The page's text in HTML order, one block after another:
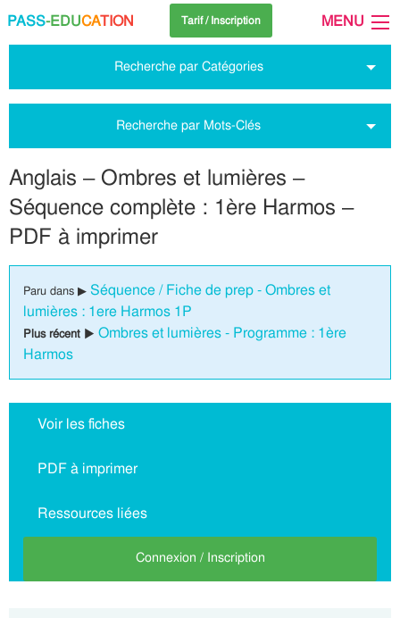
PASS-EDUCATION Tarif / Inscription MENU
Recherche par Catégories
Recherche par Mots-Clés
Anglais – Ombres et lumières –
Séquence complète : 1ère Harmos –
PDF à imprimer
Paru dans ▶ Séquence / Fiche de prep - Ombres et
lumières : 1ere Harmos 1P
Plus récent ▶ Ombres et lumières - Programme : 1ère
Harmos
Voir les fiches
PDF à imprimer
Ressources liées
Connexion / Inscription